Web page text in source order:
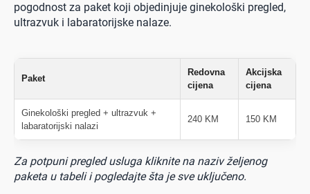
pogodnost za paket koji objedinjuje ginekološki pregled,
ultrazvuk i labaratorijske nalaze.
Paket
Redovna
cijena
Akcijska
cijena
Ginekološki pregled + ultrazvuk +
labaratorijski nalazi
240 KM 150 KM
Za potpuni pregled usluga kliknite na naziv željenog
paketa u tabeli i pogledajte šta je sve uključeno.